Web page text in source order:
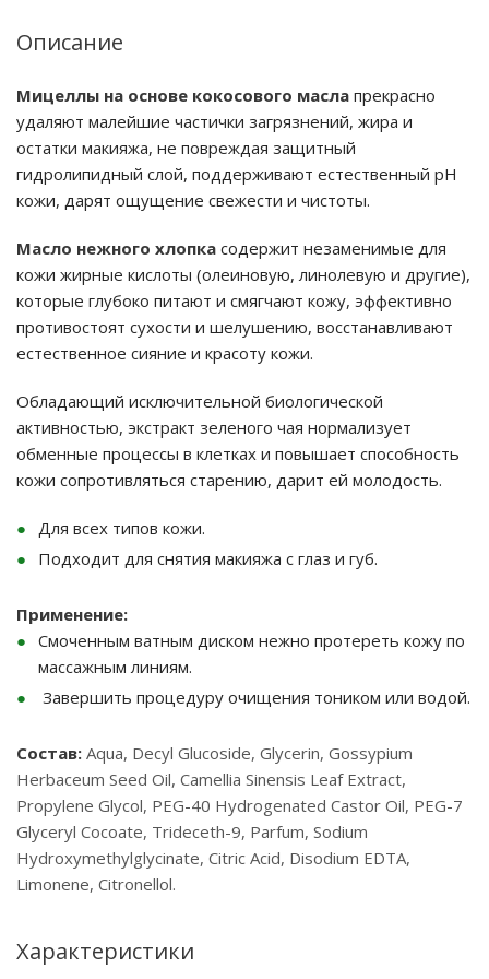
Описание
Мицеллы на основе кокосового масла прекрасно
удаляют малейшие частички загрязнений, жира и
остатки макияжа, не повреждая защитный
гидролипидный слой, поддерживают естественный pH
кожи, дарят ощущение свежести и чистоты.
Масло нежного хлопка содержит незаменимые для
кожи жирные кислоты (олеиновую, линолевую и другие),
которые глубоко питают и смягчают кожу, эффективно
противостоят сухости и шелушению, восстанавливают
естественное сияние и красоту кожи.
Обладающий исключительной биологической
активностью, экстракт зеленого чая нормализует
обменные процессы в клетках и повышает способность
кожи сопротивляться старению, дарит ей молодость.
Для всех типов кожи.
Подходит для снятия макияжа с глаз и губ.
Применение:
Смоченным ватным диском нежно протереть кожу по
массажным линиям.
Завершить процедуру очищения тоником или водой.
Состав: Aqua, Decyl Glucoside, Glycerin, Gossypium
Herbaceum Seed Oil, Camellia Sinensis Leaf Extract,
Propylene Glycol, PEG-40 Hydrogenated Castor Oil, PEG-7
Glyceryl Cocoate, Trideceth-9, Parfum, Sodium
Hydroxymethylglycinate, Citric Acid, Disodium EDTA,
Limonene, Citronellol.
Характеристики